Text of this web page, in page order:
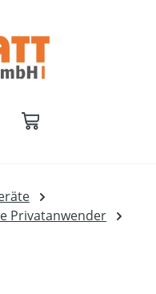
Privatanwender